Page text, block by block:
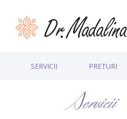
SERVICII PRETURI
Servicii